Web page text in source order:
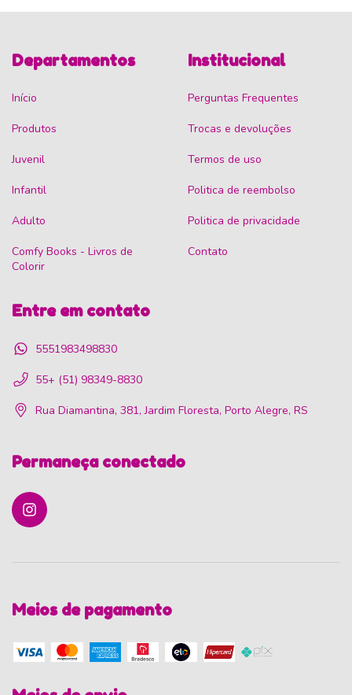
Departamentos
Início
Produtos
Juvenil
Infantil
Adulto
Comfy Books - Livros de
Colorir
Institucional
Perguntas Frequentes
Trocas e devoluções
Termos de uso
Politica de reembolso
Politica de privacidade
Contato
Entre em contato
5551983498830
55+ (51) 98349-8830
Rua Diamantina, 381, Jardim Floresta, Porto Alegre, RS
Permaneça conectado
Meios de pagamento